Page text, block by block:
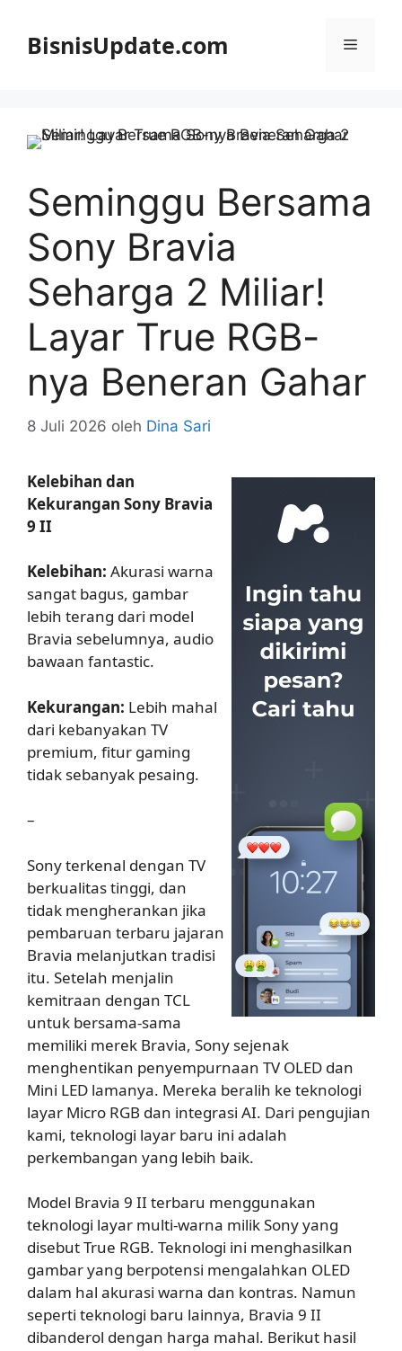
BisnisUpdate.com Menu
Seminggu Bersama
Sony Bravia
Seharga 2 Miliar!
Layar True RGB-
nya Beneran Gahar
8 Juli 2026 oleh Dina Sari
Kelebihan dan
Kekurangan Sony Bravia
9 II
Kelebihan: Akurasi warna
sangat bagus, gambar
lebih terang dari model
Bravia sebelumnya, audio
bawaan fantastic.
Kekurangan: Lebih mahal
dari kebanyakan TV
premium, fitur gaming
tidak sebanyak pesaing.
–
Sony terkenal dengan TV
berkualitas tinggi, dan
tidak mengherankan jika
pembaruan terbaru jajaran
Bravia melanjutkan tradisi
itu. Setelah menjalin
kemitraan dengan TCL
untuk bersama-sama
memiliki merek Bravia, Sony sejenak
menghentikan penyempurnaan TV OLED dan
Mini LED lamanya. Mereka beralih ke teknologi
layar Micro RGB dan integrasi AI. Dari pengujian
kami, teknologi layar baru ini adalah
perkembangan yang lebih baik.
Model Bravia 9 II terbaru menggunakan
teknologi layar multi-warna milik Sony yang
disebut True RGB. Teknologi ini menghasilkan
gambar yang berpotensi mengalahkan OLED
dalam hal akurasi warna dan kontras. Namun
seperti teknologi baru lainnya, Bravia 9 II
dibanderol dengan harga mahal. Berikut hasil